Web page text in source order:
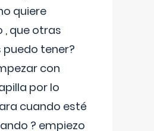
quiere
que otras
puedo tener?
con
por lo
cuando esté
? empiezo